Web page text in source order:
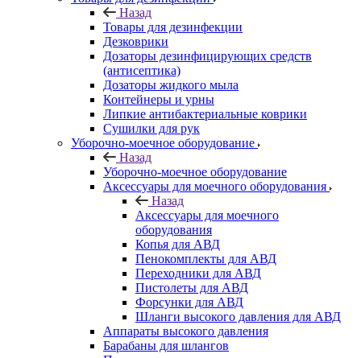
Назад
Товары для дезинфекции
Дезковрики
Дозаторы дезинфицирующих средств
(антисептика)
Дозаторы жидкого мыла
Контейнеры и урны
Липкие антибактериальные коврики
Сушилки для рук
Уборочно-моечное оборудование
Назад
Уборочно-моечное оборудование
Аксессуары для моечного оборудования
Назад
Аксессуары для моечного
оборудования
Копья для АВД
Пенокомплекты для АВД
Переходники для АВД
Пистолеты для АВД
Форсунки для АВД
Шланги высокого давления для АВД
Аппараты высокого давления
Барабаны для шлангов